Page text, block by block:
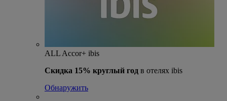
ALL Accor+ ibis
Скидка 15% круглый год в отелях ibis
Обнаружить